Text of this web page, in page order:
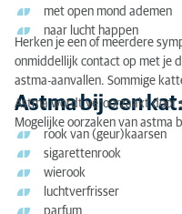
met open mond ademen
naar lucht happen
Herken je een of meerdere
onmiddellijk contact op met je
astma-aanvallen. Sommige
Astma bij een
Astma wordt veroorzaakt door
Mogelijke oorzaken van astma
rook van (geur)kaarsen
sigarettenrook
wierook
luchtverfrisser
parfum